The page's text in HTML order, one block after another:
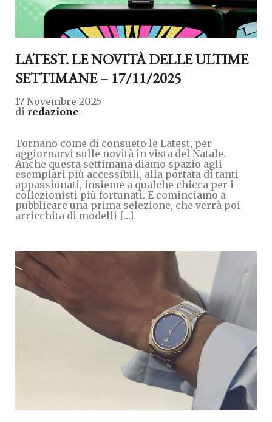
LATEST. LE NOVITÀ DELLE ULTIME
SETTIMANE – 17/11/2025
17 Novembre 2025
di redazione
Tornano come di consueto le Latest, per
aggiornarvi sulle novità in vista del Natale.
Anche questa settimana diamo spazio agli
esemplari più accessibili, alla portata di tanti
appassionati, insieme a qualche chicca per i
collezionisti più fortunati. E cominciamo a
pubblicare una prima selezione, che verrà poi
arricchita di modelli […]